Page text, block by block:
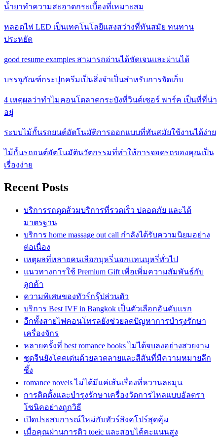
น้ำยาทำความสะอาดกระเบื้องที่เหมาะสม
หลอดไฟ LED เป็นเทคโนโลยีแสงสว่างที่ทันสมัย ทนทาน
ประหยัด
good resume examples สามารถอ่านได้ชัดเจนและผ่านได้
บรรจุภัณฑ์กระปุกครีมเป็นสิ่งจำเป็นสำหรับการจัดเก็บ
4 เหตุผลว่าทำไมคอนโดลาดกระบังที่วินด์เซอร์ พาร์ค เป็นที่ที่น่า
อยู่
ระบบไม้กั้นรถยนต์อัตโนมัติการออกแบบที่ทันสมัยใช้งานได้ง่าย
ไม้กั้นรถยนต์อัตโนมัตินวัตกรรมที่ทำให้การจอดรถของคุณเป็น
เรื่องง่าย
Recent Posts
บริการรถดูดส้วมบริการที่รวดเร็ว ปลอดภัย และได้
มาตรฐาน
บริการ home massage out call กำลังได้รับความนิยมอย่าง
ต่อเนื่อง
เหตุผลที่หลายคนเลือกบุหรี่นอกแทนบุหรี่ทั่วไป
แนวทางการใช้ Premium Gift เพื่อเพิ่มความสัมพันธ์กับ
ลูกค้า
ความพิเศษของทัวร์กรุ๊ปส่วนตัว
บริการ Best IVF in Bangkok เป็นตัวเลือกอันดับแรก
อีกทั้งสายไฟคอนโทรลยังช่วยลดปัญหาการบำรุงรักษา
เครื่องจักร
หลายครั้งที่ best romance books ไม่ได้จบลงอย่างสวยงาม
ชุดจีนยังโดดเด่นด้วยลวดลายและสีสันที่มีความหมายลึก
ซึ้ง
romance novels ไม่ได้มีแค่เส้นเรื่องที่หวานละมุน
การติดตั้งและบำรุงรักษาเครื่องวัดการไหลแบบอัลตรา
โซนิคอย่างถูกวิธี
เปิดประสบการณ์ใหม่กับทัวร์สิงคโปร์สุดคุ้ม
เมื่อคุณผ่านการติว toeic และสอบได้คะแนนสูง